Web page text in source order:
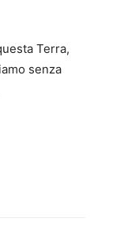
Terra,
senza